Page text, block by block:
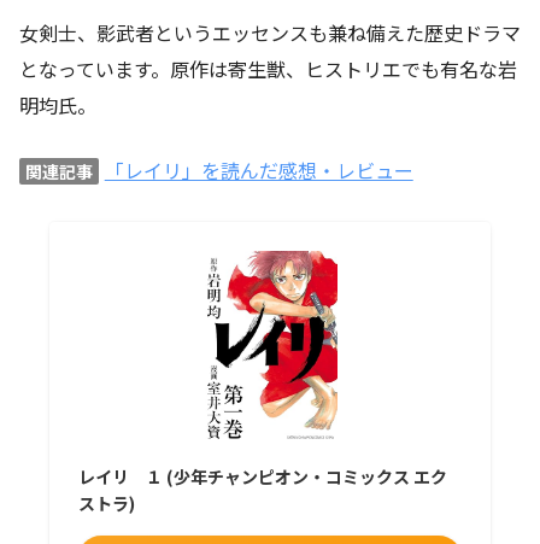
女剣士、影武者というエッセンスも兼ね備えた歴史ドラマ
となっています。原作は寄生獣、ヒストリエでも有名な岩
明均氏。
関連記事 「レイリ」を読んだ感想・レビュー
レイリ １ (少年チャンピオン・コミックス エク
ストラ)